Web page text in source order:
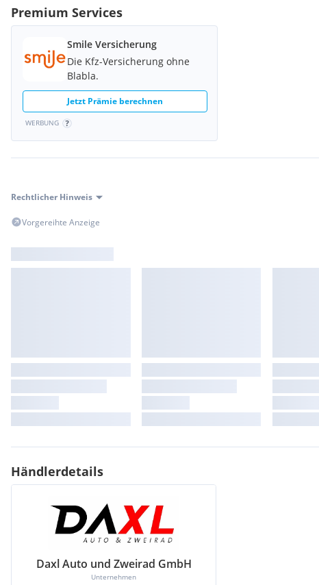
Finanzierung auch ohne Anzahlung möglich.
Zustellung auf Anfrage!!!
Eintausch auch von PKW
BARANKAUF VON GEBRAUCHTMOTORRÄDERN
Alle Angaben ohne Gewähr - Irrtümer, Schreibfehler und
Premium Services
Smile Versicherung
Die Kfz-Versicherung ohne
Blabla.
Jetzt Prämie berechnen
WERBUNG
Rechtlicher Hinweis
Vorgereihte Anzeige
Händlerdetails
Daxl Auto und Zweirad GmbH
Unternehmen